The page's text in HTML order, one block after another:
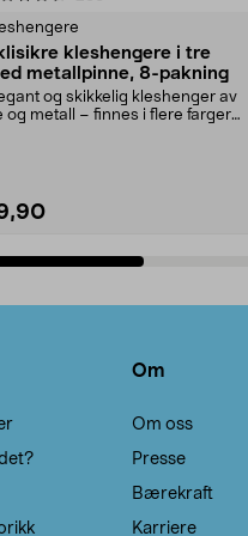
kleshengere i tre
metallpinne, 8-pakning
og skikkelig kleshenger av
og metall – finnes i flere farger.
Om
Om oss
Presse
Bærekraft
Karriere